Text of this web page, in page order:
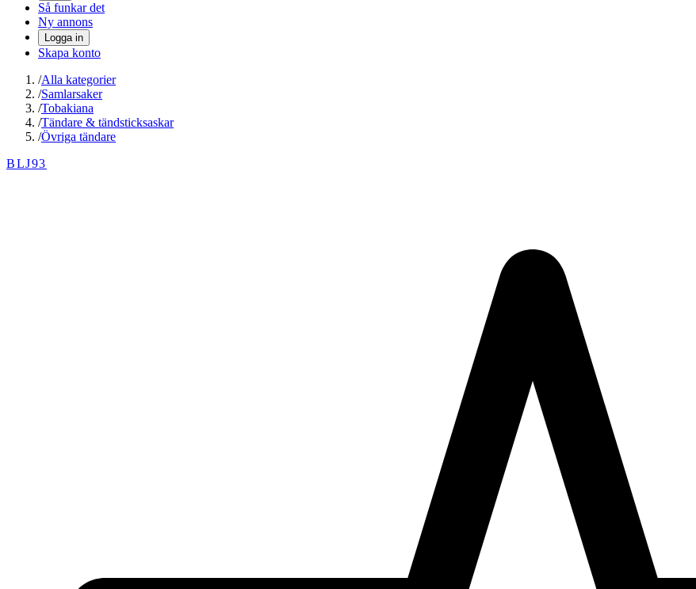
Så funkar det
Ny annons
Logga in
Skapa konto
/Alla kategorier
/Samlarsaker
/Tobakiana
/Tändare & tändsticksaskar
/Övriga tändare
BLJ93